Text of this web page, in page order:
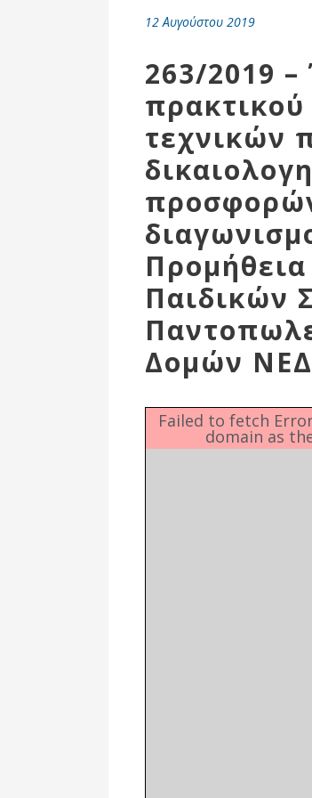
12 Αυγούστου 2019
263/2019 –
τεχνικών
Παιδικών
Δομών
Failed to fetch
domain as